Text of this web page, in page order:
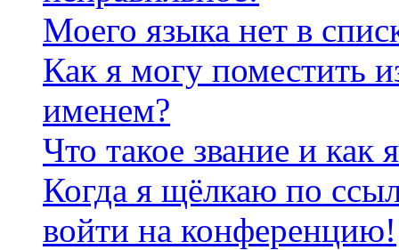
Моего языка нет в
Как я могу поместить
именем?
Что такое звание и как
Когда я щёлкаю по
войти на конференцию!